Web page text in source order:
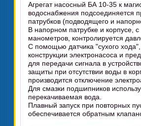
Агрегат насосный БА 10-35 к
водоснабжения подсоединяется
патрубков (подводящего и
В напорном патрубке и корпусе,
манометров, контролируется
С помощью датчика "сухого
конструкции электронасоса и
для передачи сигнала в
защиты при отсутствии воды в
производится отключение
Для смазки подшипников
перекачиваемая вода.
Плавный запуск при повторных
обеспечивается обратным